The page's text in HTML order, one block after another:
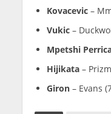
Kovacevic–
Vukic–
Mpetshi
Hijikata–
Giron– Evans